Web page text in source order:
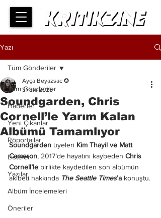
Yazı
Tüm Gönderiler
Haberler
Yeni Çıkanlar
Röportajlar
Listeler
Yazılar
Albüm İncelemeleri
Öneriler
Tüm Gönderiler
Soundgarden, Chris
Cornell’le Yarım Kalan
Albümü Tamamlıyor
Ayça Beyazsac ✪
31 Eki 2025
Soundgarden üyeleri Kim Thayil ve Matt
Cameron, 2017’de hayatını kaybeden Chris
Cornell’le birlikte kaydedilen son albümün
akıbeti hakkında The Seattle Times’a konuştu.